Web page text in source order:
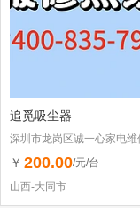
追觅吸尘器
深圳市龙岗区诚一心家电维
（个体工商户）
￥ 200.00/元/台
山西-大同市